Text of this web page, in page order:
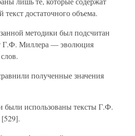
текст достаточного объема.
методики был подсчитан
Г.Ф. Миллера — эволюция
полученные значения
использованы тексты Г.Ф.